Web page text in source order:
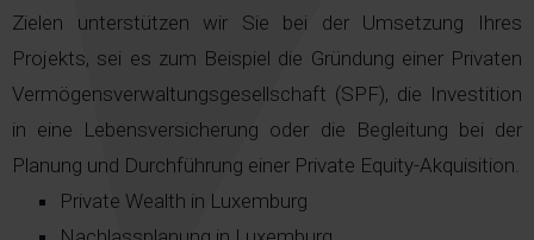
Zielen unterstützen wir Sie bei der Umsetzung Ihres
Projekts, sei es zum Beispiel die Gründung einer Privaten
Vermögensverwaltungsgesellschaft (SPF), die Investition
in eine Lebensversicherung oder die Begleitung bei der
Planung und Durchführung einer Private Equity-Akquisition.
Private Wealth in Luxemburg